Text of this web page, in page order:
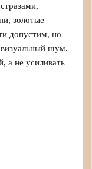
золотые
допустим, но
шум.
а не усиливать